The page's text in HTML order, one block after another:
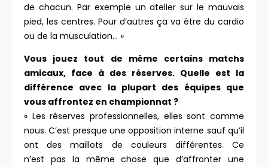
de chacun. Par exemple un atelier sur le mauvais
pied, les centres. Pour d’autres ça va être du cardio
ou de la musculation… »
Vous jouez tout de même certains matchs
amicaux, face à des réserves. Quelle est la
différence avec la plupart des équipes que
vous affrontez en championnat ?
« Les réserves professionnelles, elles sont comme
nous. C’est presque une opposition interne sauf qu’il
ont des maillots de couleurs différentes. Ce
n’est pas la même chose que d’affronter une